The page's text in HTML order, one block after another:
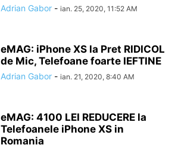
Adrian Gabor - ian. 25, 2020, 11:52 AM
eMAG: iPhone XS la Pret RIDICOL
de Mic, Telefoane foarte IEFTINE
Adrian Gabor - ian. 21, 2020, 8:40 AM
eMAG: 4100 LEI REDUCERE la
Telefoanele iPhone XS in
Romania